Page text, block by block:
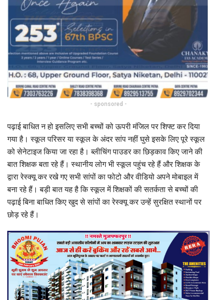
- sponsored -
पढ़ाई बाधित न हो इसलिए सभी बच्चों को ऊपरी मंजिल पर शिफ्ट कर दिया
गया है। स्कूल परिसर या स्कूल के अंदर सांप नहीं घुसे इसके लिए पूरे स्कूल
को सेनेटाइज किया जा रहा है। ब्लीचिंग पाउडर का छिड़काव किए जाने की
बात शिक्षक बता रहे हैं। स्थानीय लोग भी स्कूल पहुंच रहे हैं और शिक्षक के
द्वारा रेस्क्यू कर रखे गए सभी सांपों का फोटो और वीडियो अपने मोबाइल में
बना रहे हैं। बड़ी बात यह है कि स्कूल में शिक्षकों की सतर्कता से बच्चों की
पढ़ाई बिना बाधित किए खुद से सांपों का रेस्क्यू कर उन्हें सुरक्षित स्थानों पर
छोड़ रहे हैं।